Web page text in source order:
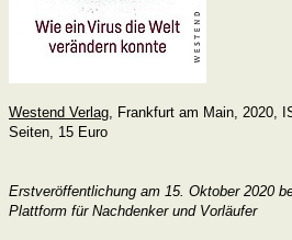
Westend Verlag, Frankfurt am Main, 2020,
Seiten, 15 Euro
Erstveröffentlichung am 15. Oktober 2020
Plattform für Nachdenker und Vorläufer